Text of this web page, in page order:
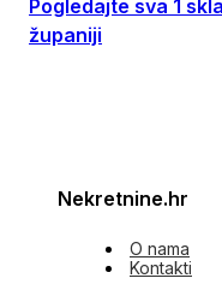
Pogledajte sva 1
županiji
Nekretnine.hr
O nama
Kontakti